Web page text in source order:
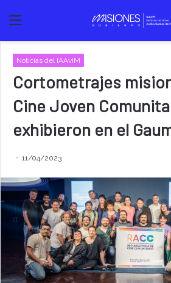
Menú
Noticias del IAAviM
Cortometrajes
Cine Joven
exhibieron en el
11/04/2023